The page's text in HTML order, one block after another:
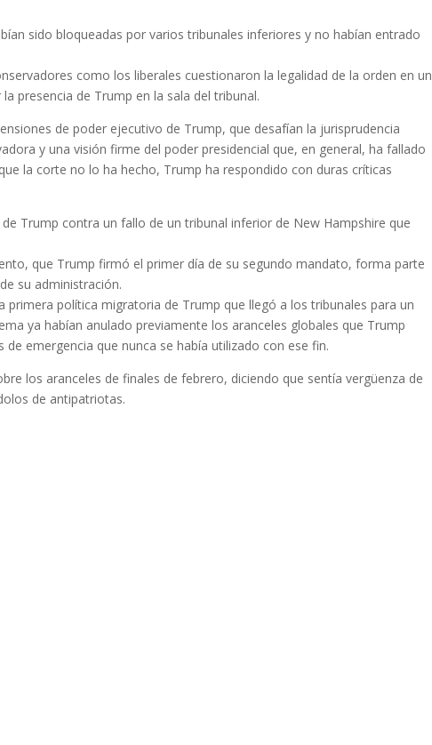
sido bloqueadas por varios tribunales inferiores y no habían entrado
como los liberales cuestionaron la legalidad de la orden en un
presencia de Trump en la sala del tribunal.
de poder ejecutivo de Trump, que desafían la jurisprudencia
y una visión firme del poder presidencial que, en general, ha fallado
la corte no lo ha hecho, Trump ha respondido con duras críticas
Trump contra un fallo de un tribunal inferior de New Hampshire que
que Trump firmó el primer día de su segundo mandato, forma parte
su administración.
primera política migratoria de Trump que llegó a los tribunales para un
ya habían anulado previamente los aranceles globales que Trump
emergencia que nunca se había utilizado con ese fin.
los aranceles de finales de febrero, diciendo que sentía vergüenza de
de antipatriotas.